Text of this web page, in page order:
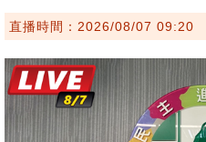
直播時間：2026/08/07 09:20